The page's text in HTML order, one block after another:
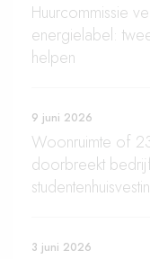
Huurcommissie
energielabel:
helpen
9 juni 2026
Woonruimte of
doorbreekt
3 juni 2026